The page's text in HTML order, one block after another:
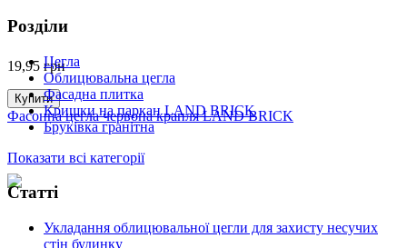
19,95 грн
Купити
Фасонна цегла червона крапля LAND BRICK
Розділи
Цегла
Облицювальна цегла
Фасадна плитка
Кришки на паркан LAND BRICK
Бруківка гранітна
Показати всі категорії
Статті
Укладання облицювальної цегли для захисту несучих
стін будинку